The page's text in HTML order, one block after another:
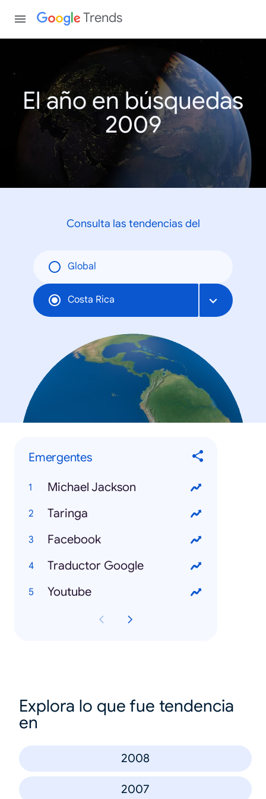
Trends
El año en búsquedas
2009
Consulta las tendencias del
Global
Costa Rica
Emergentes
Michael Jackson
Taringa
Facebook
Traductor Google
Youtube
Explora lo que fue tendencia
en
2008
2007